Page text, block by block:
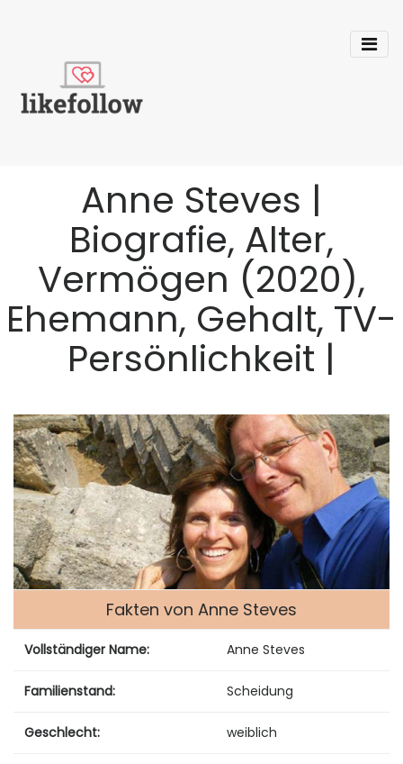
Anne Steves |
Biografie, Alter,
Vermögen (2020),
Ehemann, Gehalt, TV-
Persönlichkeit |
Fakten von Anne Steves
Vollständiger Name: Anne Steves
Familienstand: Scheidung
Geschlecht: weiblich